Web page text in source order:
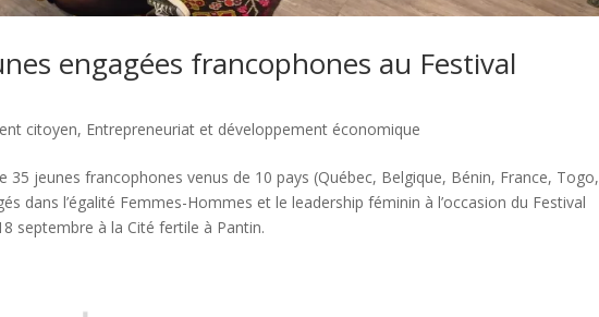
engagées francophones au Festival
citoyen, Entrepreneuriat et développement économique
35 jeunes francophones venus de 10 pays (Québec, Belgique, Bénin, France, Togo,
dans l’égalité Femmes-Hommes et le leadership féminin à l’occasion du Festival
septembre à la Cité fertile à Pantin.